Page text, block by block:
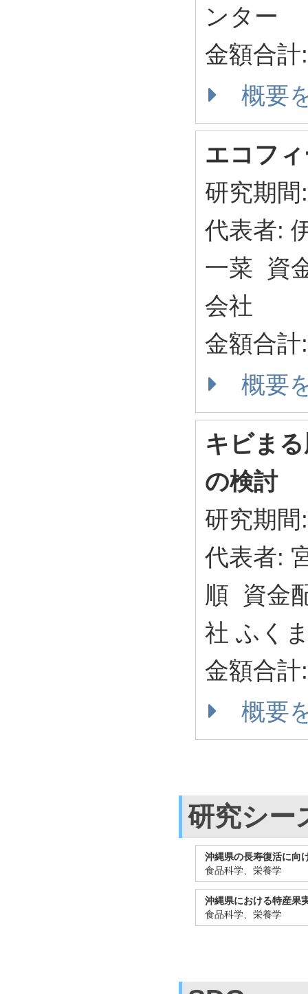
ンター
金額合計
概要
エコフ
研究期
代表者:
一菜 資
会社
金額合計
概要
キビま
の検討
研究期
代表者:
順 資金
社 ふく
金額合計
概要
研究シー
沖縄県の長寿復活に向
食品科学、栄養学
沖縄県における特産果
食品科学、栄養学